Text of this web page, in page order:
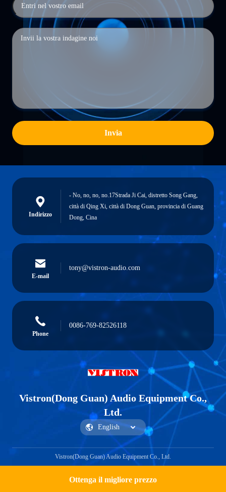
Ottenga il migliore prezzo
Invia
Indirizzo
- No, no, no, no.17Strada Ji Cai, distretto Song Gang,
città di Qing Xi, città di Dong Guan, provincia di Guang
Dong, Cina
E-mail
tony@vistron-audio.com
Phone
0086-769-82526118
Vistron(Dong Guan) Audio Equipment Co.,
Ltd.
Vistron(Dong Guan) Audio Equipment Co., Ltd.
Get a Quote